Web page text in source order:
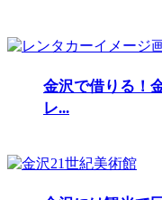
金沢で借りる！
レ...